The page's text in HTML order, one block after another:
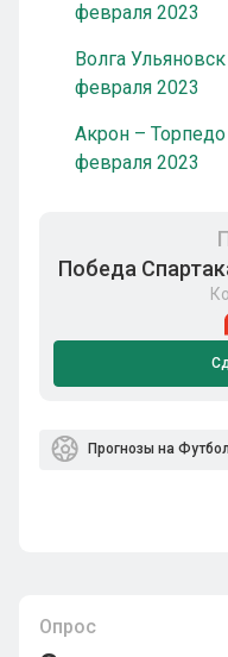
февраля 2023
Волга
февраля 2023
Акрон – Торпедо
февраля 2023
Победа
Прогнозы на Футбол
Опрос